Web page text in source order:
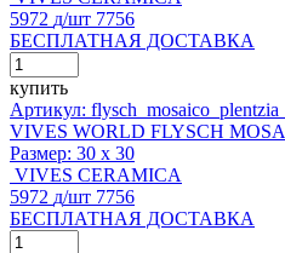
5972 д/шт 7756
БЕСПЛАТНАЯ ДОСТАВКА
купить
Артикул:
VIVES WORLD FLYSCH
Размер: 30 x 30
VIVES CERAMICA
5972 д/шт 7756
БЕСПЛАТНАЯ ДОСТАВКА